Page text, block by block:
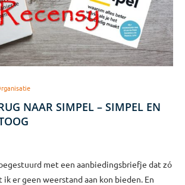
NAAR SIMPEL – SIMPEL EN
met een aanbiedingsbriefje dat zó
ik er geen weerstand aan kon bieden. En